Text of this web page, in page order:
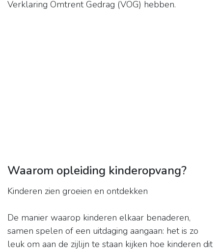
Verklaring Omtrent Gedrag (VOG) hebben.
Waarom opleiding kinderopvang?
Kinderen zien groeien en ontdekken
De manier waarop kinderen elkaar benaderen,
samen spelen of een uitdaging aangaan: het is zo
leuk om aan de zijlijn te staan kijken hoe kinderen dit